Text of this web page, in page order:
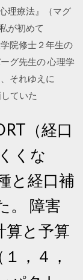
理療法』（マグ
が初めて
院修士２年生の
グ先生の 心理学
それゆえに
ていた
（経口
くな
と経口補
。 障害
算と予算
，４，